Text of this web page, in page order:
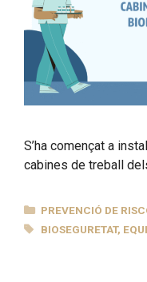
S’ha començat a
cabines de treball
CATEGORIES
PREVENCIÓ DE
ETIQUETES
BIOSEGURETAT,